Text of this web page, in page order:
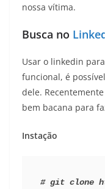
nossa vítima.
Busca no
Usar o linkedin
funcional, é
dele.
bem bacana para
Instação
# git clone